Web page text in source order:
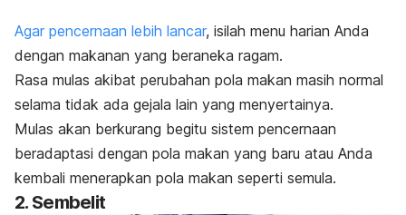
Agar pencernaan lebih lancar, isilah menu harian Anda
dengan makanan yang beraneka ragam.
Rasa mulas akibat perubahan pola makan masih normal
selama tidak ada gejala lain yang menyertainya.
Mulas akan berkurang begitu sistem pencernaan
beradaptasi dengan pola makan yang baru atau Anda
kembali menerapkan pola makan seperti semula.
2. Sembelit